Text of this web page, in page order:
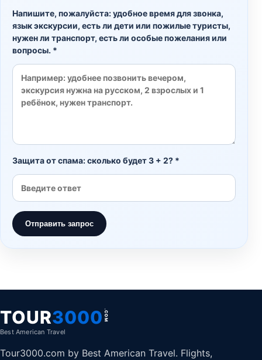
Напишите, пожалуйста: удобное время для звонка,
язык экскурсии, есть ли дети или пожилые туристы,
нужен ли транспорт, есть ли особые пожелания или
вопросы. *
Защита от спама: сколько будет 3 + 2? *
Отправить запрос
TOUR3000 .COM
Best American Travel
Tour3000.com by Best American Travel. Flights,